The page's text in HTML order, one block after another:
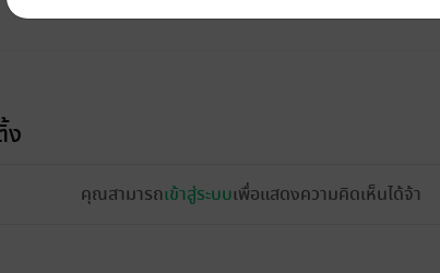
ง
คุณสามารถเข้าสู่ระบบเพื่อแสดงความคิดเห็นได้จ้า